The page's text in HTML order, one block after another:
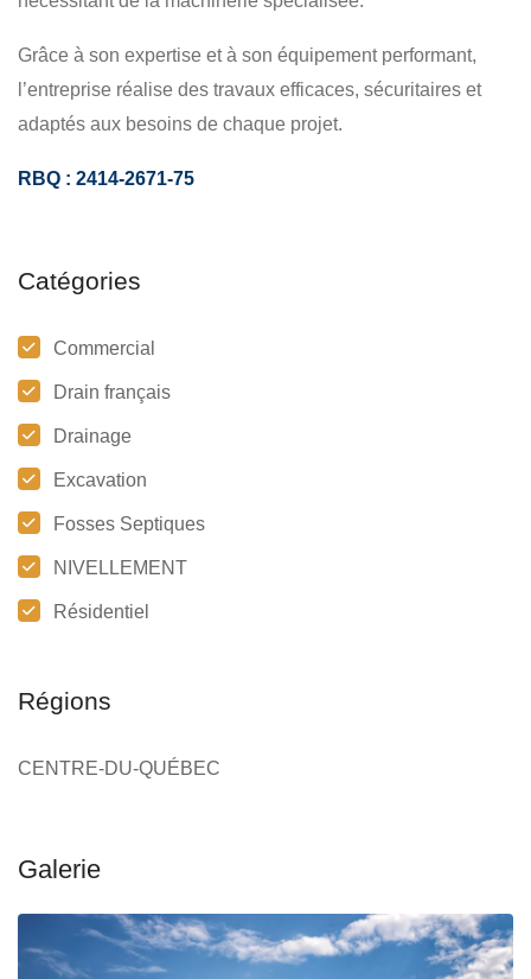
Grâce à son expertise et à son équipement performant,
l’entreprise réalise des travaux efficaces, sécuritaires et
adaptés aux besoins de chaque projet.
RBQ : 2414-2671-75
Catégories
Commercial
Drain français
Drainage
Excavation
Fosses Septiques
NIVELLEMENT
Résidentiel
Régions
CENTRE-DU-QUÉBEC